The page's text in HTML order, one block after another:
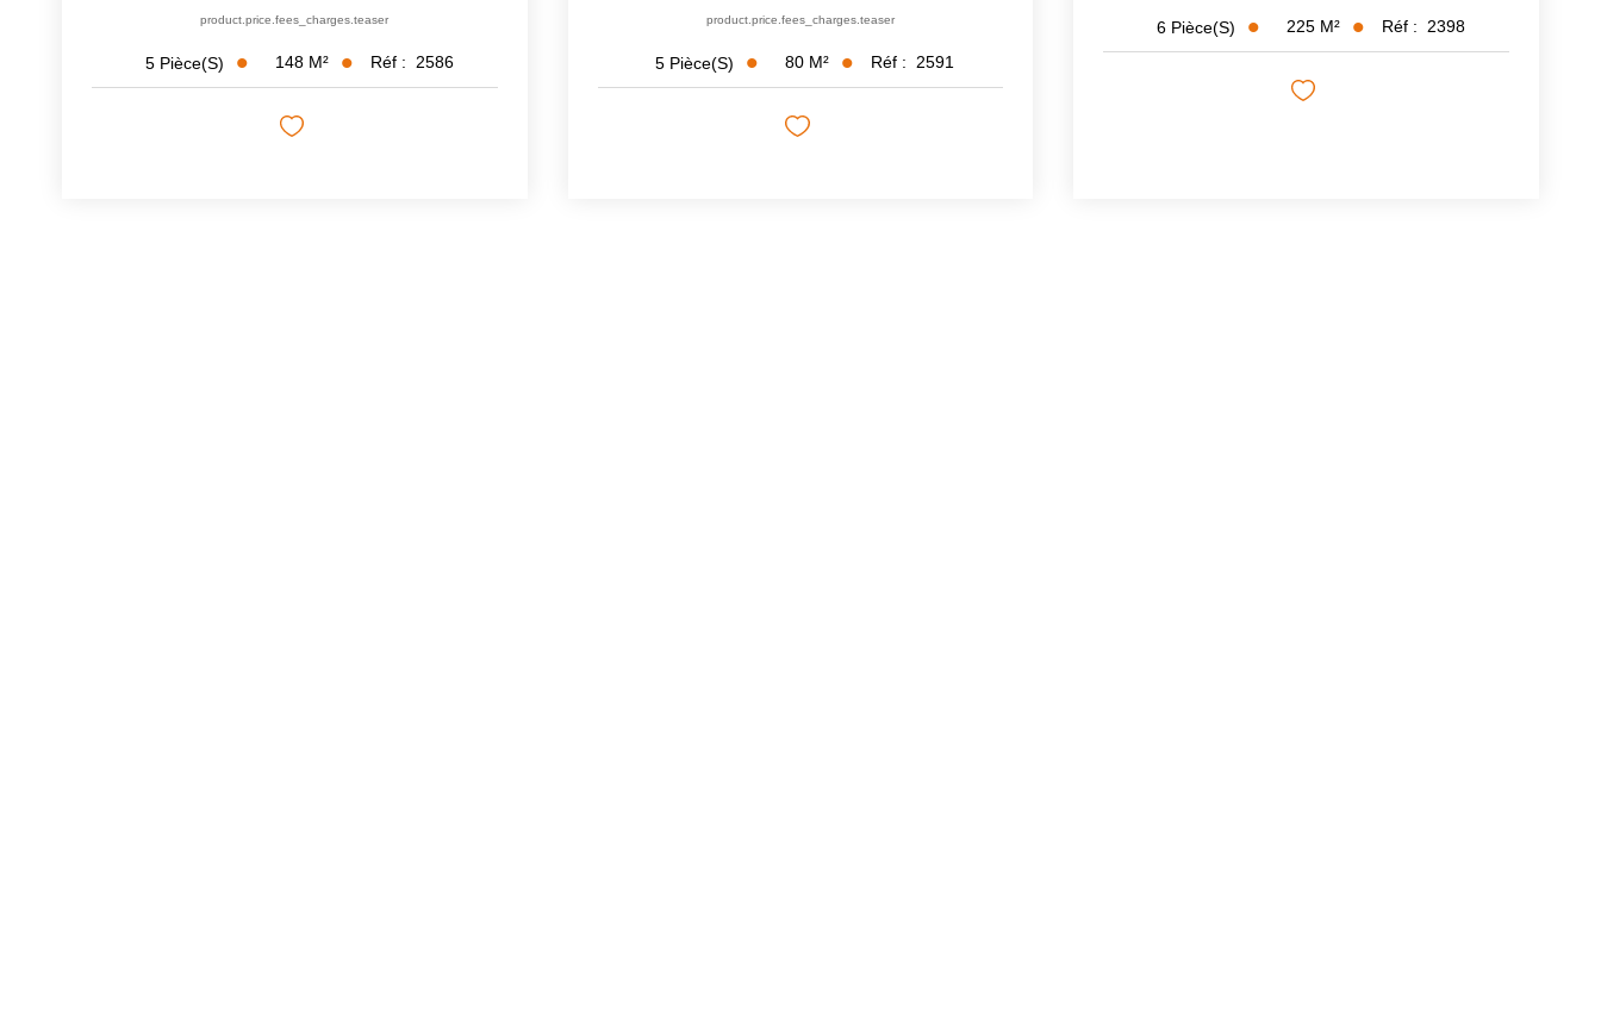
product.price.fees_charges.teaser
5 Pièce(s) 148 M² Réf : 2586
product.price.fees_charges.teaser
5 Pièce(s) 80 M² Réf : 2591
6 Pièce(s) 225 M² Réf : 2398